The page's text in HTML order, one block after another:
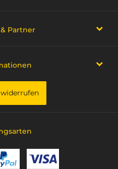
Partner